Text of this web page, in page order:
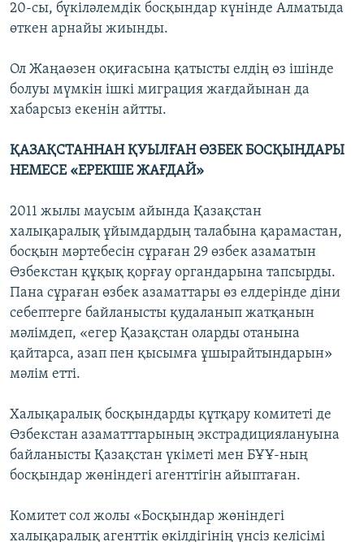
20-сы, бүкіләлемдік босқындар күнінде Алматыда
өткен арнайы жиынды.
Ол Жаңаөзен оқиғасына қатысты елдің өз ішінде
болуы мүмкін ішкі миграция жағдайынан да
хабарсыз екенін айтты.
ҚАЗАҚСТАННАН ҚУЫЛҒАН ӨЗБЕК БОСҚЫНДАРЫ
НЕМЕСЕ «ЕРЕКШЕ ЖАҒДАЙ»
2011 жылы маусым айында Қазақстан
халықаралық ұйымдардың талабына қарамастан,
босқын мәртебесін сұраған 29 өзбек азаматын
Өзбекстан құқық қорғау органдарына тапсырды.
Пана сұраған өзбек азаматтары өз елдерінде діни
себептерге байланысты қудаланып жатқанын
мәлімдеп, «егер Қазақстан оларды отанына
қайтарса, азап пен қысымға ұшырайтындарын»
мәлім етті.
Халықаралық босқындарды құтқару комитеті де
Өзбекстан азаматттарының экстрадициялануына
байланысты Қазақстан үкіметі мен БҰҰ-ның
босқындар жөніндегі агенттігін айыптаған.
Комитет сол жолы «Босқындар жөніндегі
халықаралық агенттік өкілдігінің үнсіз келісімі